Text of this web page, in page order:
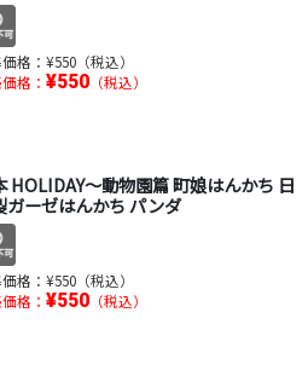
格： ¥550（税込）
格： ¥550（税込）
HOLIDAY～動物園篇 町娘はんかち 日
ガーゼはんかち パンダ
格： ¥550（税込）
格： ¥550（税込）